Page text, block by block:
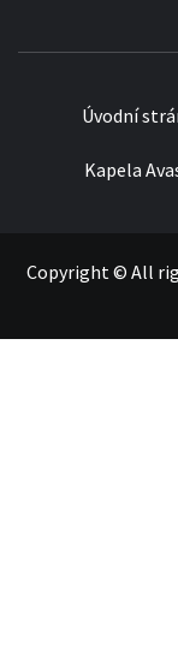
Úvodní
Kapela
Copyright © All